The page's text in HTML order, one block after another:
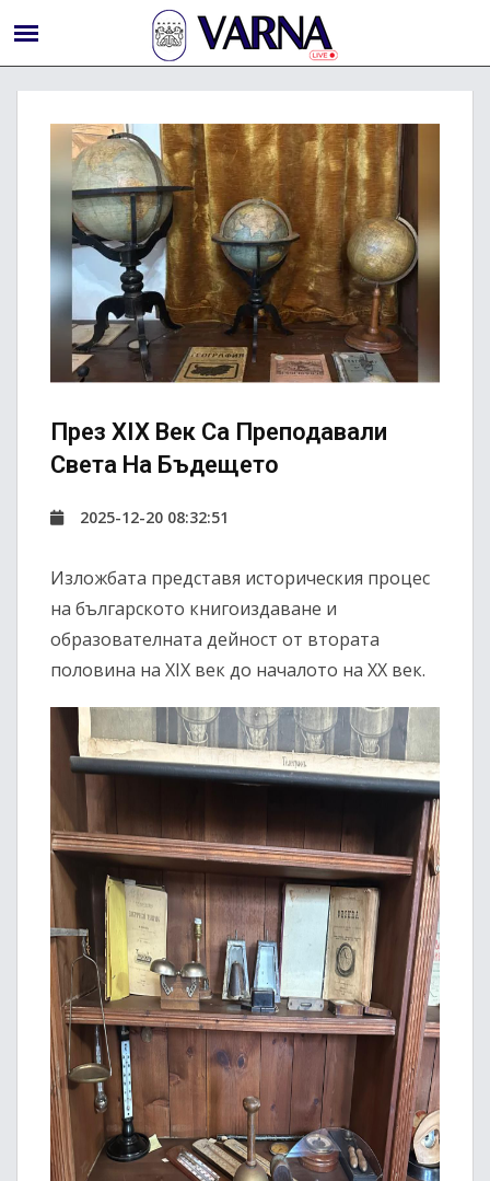
През XIX Век Са Преподавали
Света На Бъдещето
2025-12-20 08:32:51
Изложбата представя историческия процес
на българското книгоиздаване и
образователната дейност от втората
половина на XIX век до началото на XX век.